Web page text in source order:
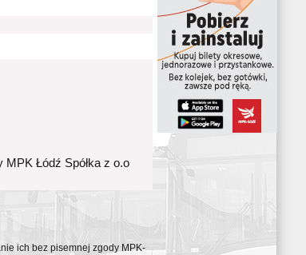
Łódź Spółka z o.o
ich bez pisemnej zgody MPK-